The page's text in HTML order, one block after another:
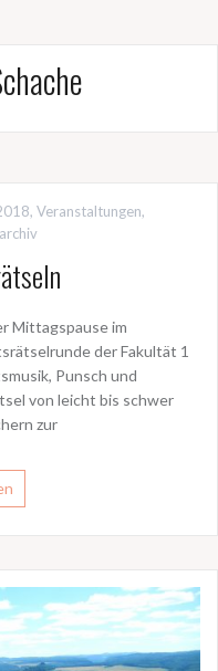
, Veranstaltungen,
Mittagspause im
der Fakultät 1
Punsch und
von leicht bis schwer
zur